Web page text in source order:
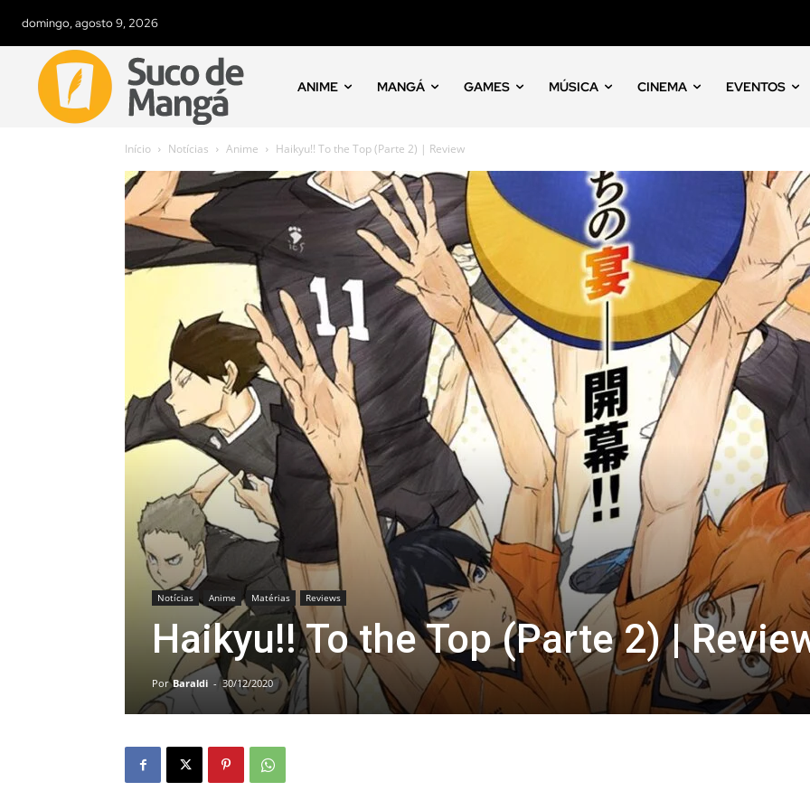
domingo, agosto 9, 2026
ANIME MANGÁ GAMES MÚSICA CINEMA EVENTOS
Início Notícias Anime Haikyu!! To the Top (Parte 2) | Review
Notícias Anime Matérias Reviews
Haikyu!! To the Top (Parte 2) |
Por Baraldi - 30/12/2020